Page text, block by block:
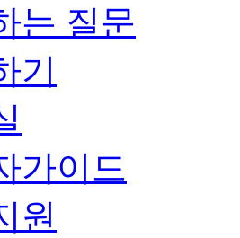
는 질문
기
가이드
원